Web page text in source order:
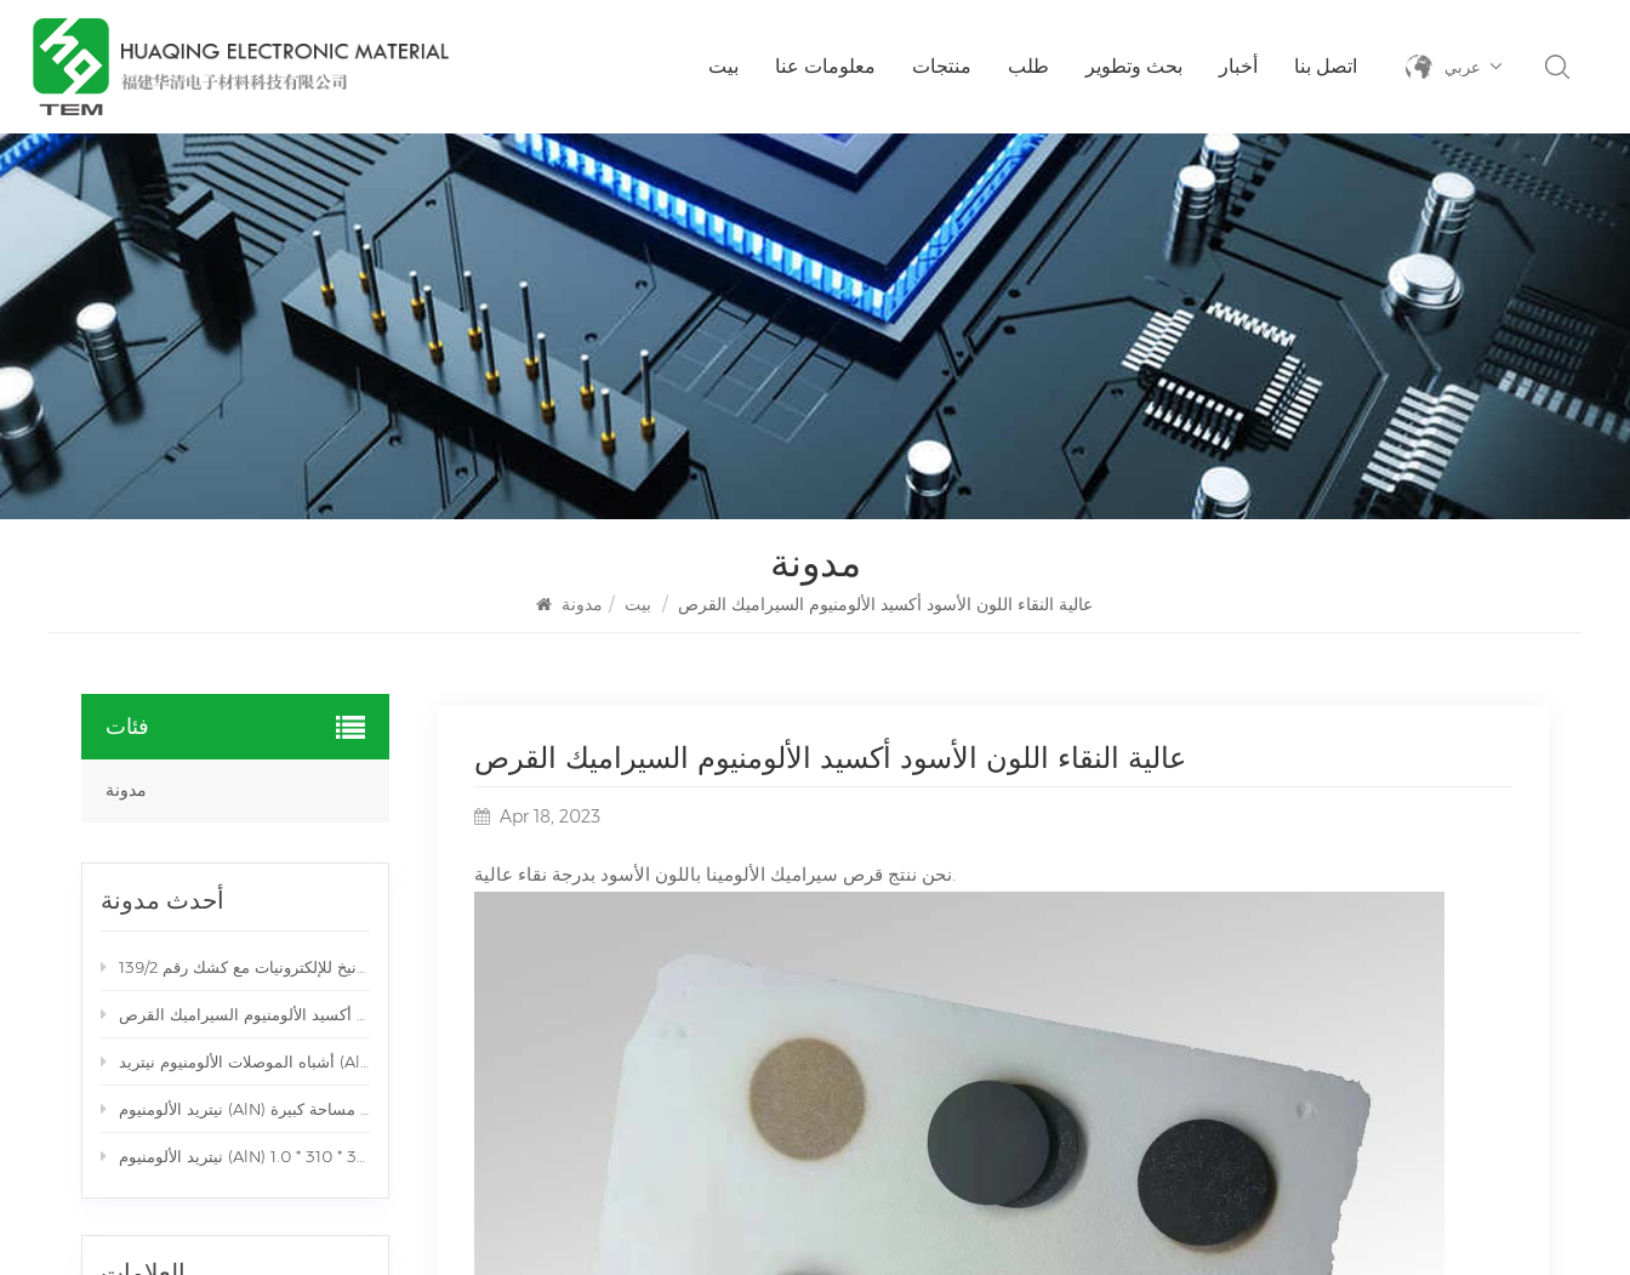
بيت معلومات عنا منتجات طلب بحث وتطوير أخبار اتصل بنا عربي
مدونة
بيت / مدونة / عالية النقاء اللون الأسود أكسيد الألومنيوم السيراميك القرص
عالية النقاء اللون الأسود أكسيد الألومنيوم السيراميك القرص
Apr 18, 2023
نحن ننتج قرص سيراميك الألومينا باللون الأسود بدرجة نقاء عالية.
فئات
مدونة
أحدث مدونة
العرض في معرض ميونيخ للإلكترونيات مع كشك رقم 139/2
عالية النقاء اللون الأسود أكسيد الألومنيوم السيراميك القرص
نيتريد الألومنيوم (AlN) السيراميك لمبرد السائل مساحة كبيرة
نيتريد الألومنيوم (AlN) السيراميك 310 * 310 * 1.0mm والتي يمكن أن تكون الركيزة GaN-on-QST